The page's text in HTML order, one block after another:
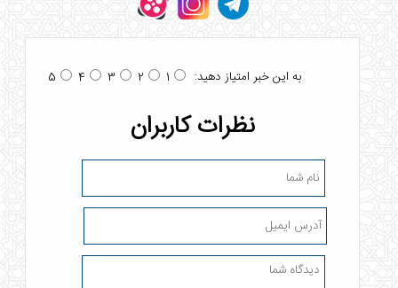
به این خبر امتیاز دهید: 1
2
3
4
5
نظرات کاربران